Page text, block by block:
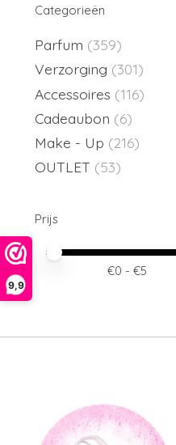
9,9
Categorieën
Parfum (359)
Verzorging (301)
Accessoires (116)
Cadeaubon (6)
Make - Up (216)
OUTLET (53)
Prijs
Minimale
Price maximum
€0 - €5